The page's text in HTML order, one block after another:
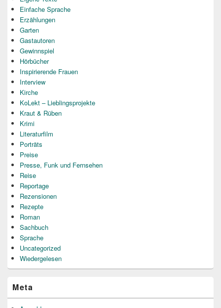
Einfache Sprache
Erzählungen
Garten
Gastautoren
Gewinnspiel
Hörbücher
Inspirierende Frauen
Interview
Kirche
KoLekt – Lieblingsprojekte
Kraut & Rüben
Krimi
Literaturfilm
Porträts
Preise
Presse, Funk und Fernsehen
Reise
Reportage
Rezensionen
Rezepte
Roman
Sachbuch
Sprache
Uncategorized
Wiedergelesen
Meta